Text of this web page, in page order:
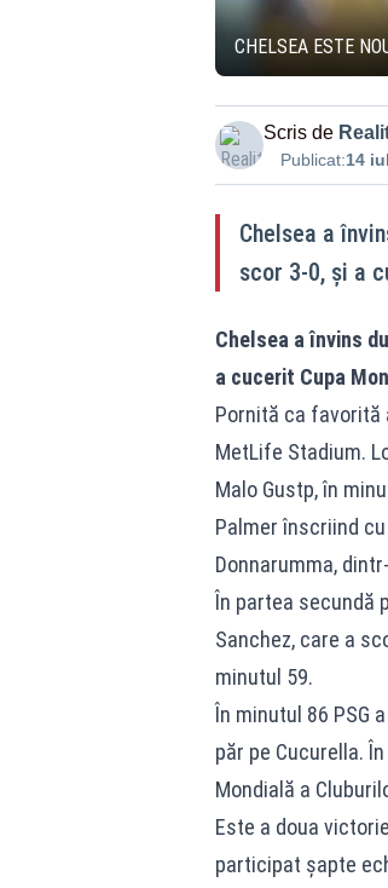
CHELSEA ESTE
Scris de
Publicat:14
Chelsea a
scor 3-0, şi a
Chelsea a învins
a cucerit Cupa
Pornită ca favorită
MetLife Stadium.
Malo Gustp, în
Palmer înscriind
Donnarumma,
În partea secundă
Sanchez, care a
minutul 59.
În minutul 86 PSG
păr pe Cucurella.
Mondială a
Este a doua
participat şapte